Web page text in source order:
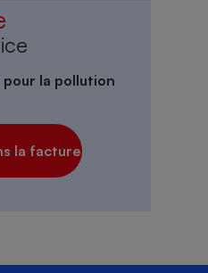
pour la pollution
la facture